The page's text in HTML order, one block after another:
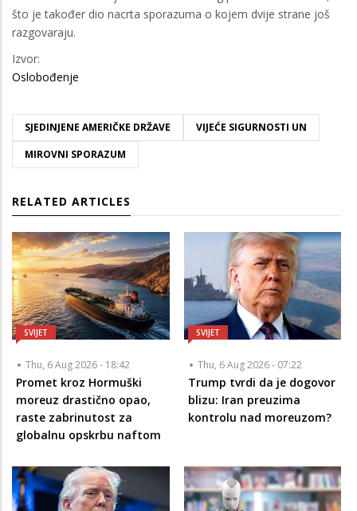
što je također dio nacrta sporazuma o kojem dvije strane još
razgovaraju.
Izvor:
Oslobođenje
SJEDINJENE AMERIČKE DRŽAVE
VIJEĆE SIGURNOSTI UN
MIROVNI SPORAZUM
RELATED ARTICLES
SVIJET
Thu, 6 Aug 2026 - 18:42
Promet kroz Hormuški
moreuz drastično opao,
raste zabrinutost za
globalnu opskrbu naftom
SVIJET
Thu, 6 Aug 2026 - 07:22
Trump tvrdi da je dogovor
blizu: Iran preuzima
kontrolu nad moreuzom?